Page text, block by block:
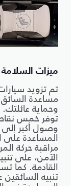
ميزات السلامة
تم تزويد
مساعدة
وحماية عائلتك.
وصول أكبر
المساعدة على
مراقبة حركة
الآمن، على
القادمة. كما
تنبيه